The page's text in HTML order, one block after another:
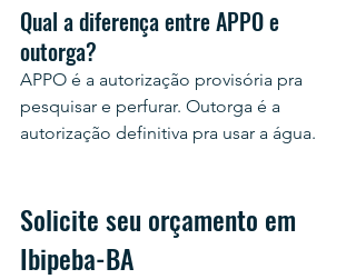
Qual a diferença entre APPO e
outorga?
APPO é a autorização provisória pra
pesquisar e perfurar. Outorga é a
autorização definitiva pra usar a água.
Solicite seu orçamento em
Ibipeba-BA